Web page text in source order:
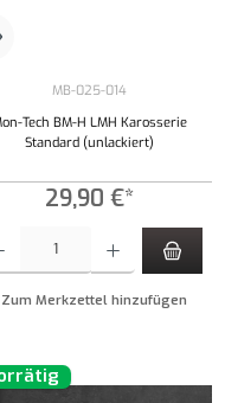
MB-025-014
Tech BM-H LMH Karosserie
Standard (unlackiert)
29,90 €*
Zum Merkzettel hinzufügen